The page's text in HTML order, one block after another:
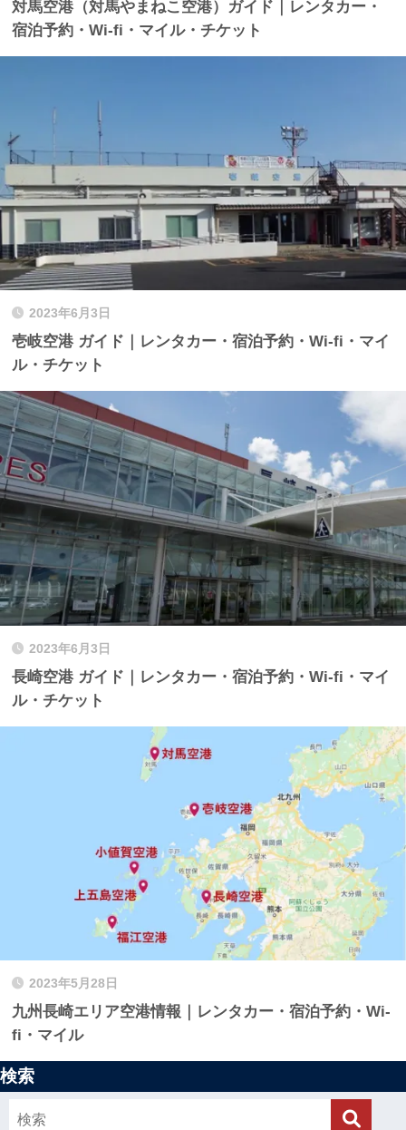
対馬空港（対馬やまねこ空港）ガイド｜レンタカー・
宿泊予約・Wi-fi・マイル・チケット
2023年6月3日
壱岐空港 ガイド｜レンタカー・宿泊予約・Wi-fi・マイ
ル・チケット
2023年6月3日
長崎空港 ガイド｜レンタカー・宿泊予約・Wi-fi・マイ
ル・チケット
2023年5月28日
九州長崎エリア空港情報｜レンタカー・宿泊予約・Wi-
fi・マイル
検索